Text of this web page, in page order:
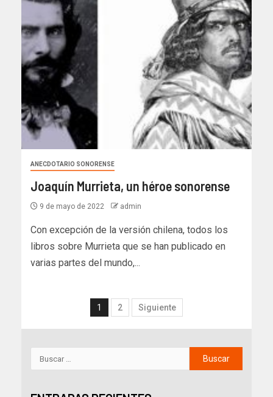
ANECDOTARIO SONORENSE
Joaquín Murrieta, un héroe sonorense
9 de mayo de 2022 admin
Con excepción de la versión chilena, todos los
libros sobre Murrieta que se han publicado en
varias partes del mundo,...
1 2 Siguiente